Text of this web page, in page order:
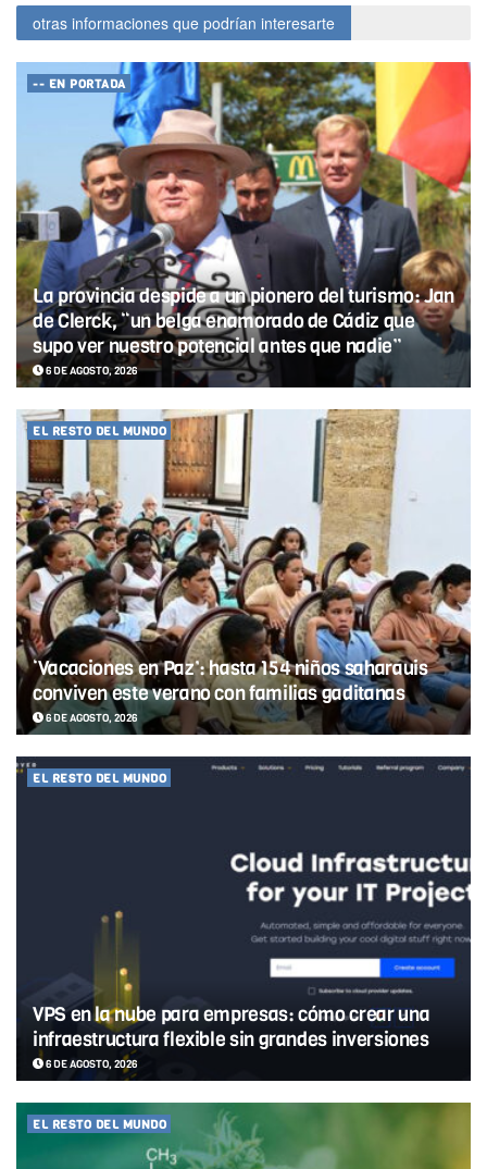
otras informaciones que podrían interesarte
-- EN PORTADA
La provincia despide a un pionero del turismo: Jan
de Clerck, “un belga enamorado de Cádiz que
supo ver nuestro potencial antes que nadie”
6 DE AGOSTO, 2026
EL RESTO DEL MUNDO
‘Vacaciones en Paz’: hasta 154 niños saharauis
conviven este verano con familias gaditanas
6 DE AGOSTO, 2026
EL RESTO DEL MUNDO
VPS en la nube para empresas: cómo crear una
infraestructura flexible sin grandes inversiones
6 DE AGOSTO, 2026
EL RESTO DEL MUNDO